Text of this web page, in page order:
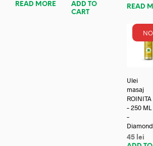
READ MORE
ADD TO
CART
READ
Ulei
masaj
ROINITA
– 250 ML
–
Diamond
45 lei